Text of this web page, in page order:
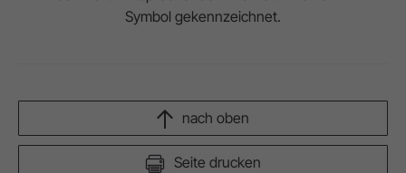
Symbol gekennzeichnet.
Seite drucken
nach oben